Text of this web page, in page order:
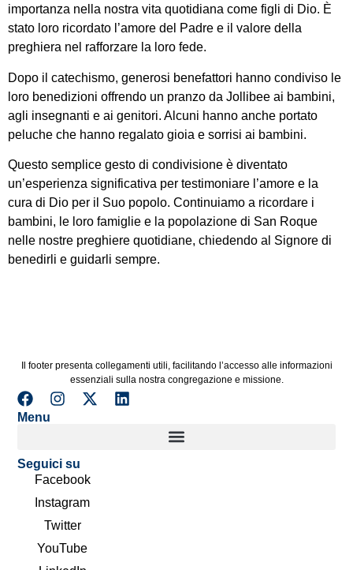
importanza nella nostra vita quotidiana come figli di Dio. È
stato loro ricordato l’amore del Padre e il valore della
preghiera nel rafforzare la loro fede.
Dopo il catechismo, generosi benefattori hanno condiviso le
loro benedizioni offrendo un pranzo da Jollibee ai bambini,
agli insegnanti e ai genitori. Alcuni hanno anche portato
peluche che hanno regalato gioia e sorrisi ai bambini.
Questo semplice gesto di condivisione è diventato
un’esperienza significativa per testimoniare l’amore e la
cura di Dio per il Suo popolo. Continuiamo a ricordare i
bambini, le loro famiglie e la popolazione di San Roque
nelle nostre preghiere quotidiane, chiedendo al Signore di
benedirli e guidarli sempre.
Il footer presenta collegamenti utili, facilitando l’accesso alle informazioni
essenziali sulla nostra congregazione e missione.
Menu
Seguici su
Facebook
Instagram
Twitter
YouTube